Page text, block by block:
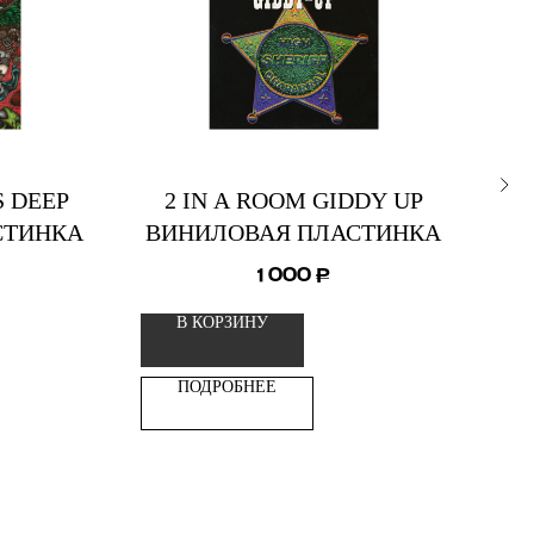
DEEP
2 IN A ROOM GIDDY UP
ВИНИЛОВАЯ ПЛАСТИНКА
1 000 ₽
В КОРЗИНУ
ПОДРОБНЕЕ